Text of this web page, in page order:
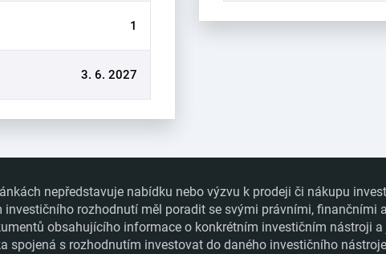
1
3. 6. 2027
nepředstavuje nabídku nebo výzvu k prodeji či nákupu
rozhodnutí měl poradit se svými právními,
obsahujícího informace o konkrétním investičním nástroji
spojená s rozhodnutím investovat do daného investičního